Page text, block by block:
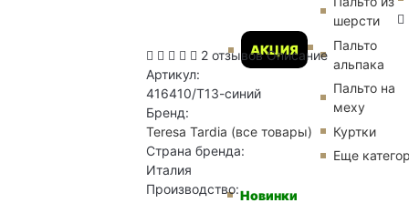
АКЦИЯ
шерсти
Пальто
альпака
Пальто на
меху
Куртки
Еще
Новинки
2 отзывов Описание
Артикул:
416410/Т13-синий
Бренд:
Teresa Tardia (все товары)
Страна бренда:
Италия
Производство: